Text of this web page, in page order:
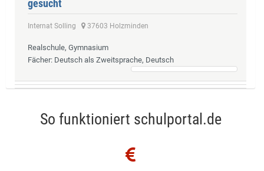
gesucht
Internat Solling 37603 Holzminden
Realschule, Gymnasium
Fächer: Deutsch als Zweitsprache, Deutsch
So funktioniert schulportal.de